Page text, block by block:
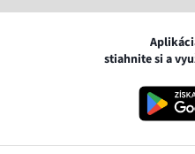
stiahnite si a